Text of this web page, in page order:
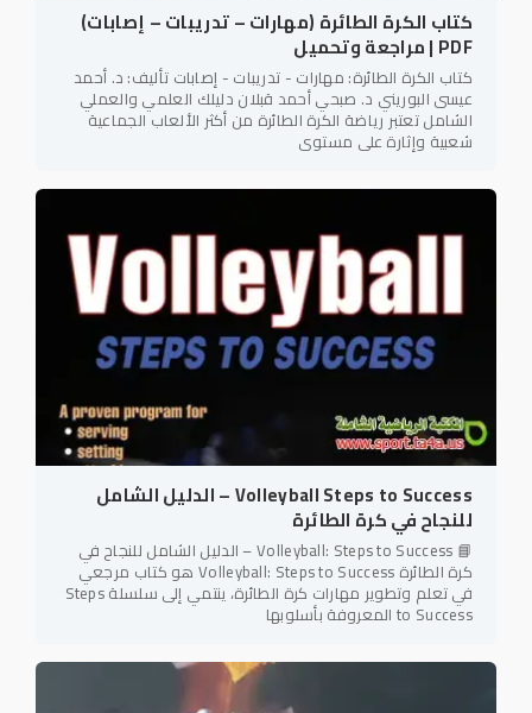
كتاب الكرة الطائرة (مهارات – تدريبات – إصابات)
PDF | مراجعة وتحميل
كتاب الكرة الطائرة: مهارات - تدريبات - إصابات تأليف: د. أحمد
عيسى البوريني د. صبحي أحمد قبلان دليلك العلمي والعملي
الشامل تعتبر رياضة الكرة الطائرة من أكثر الألعاب الجماعية
شعبية وإثارة على مستوى
Volleyball Steps to Success – الدليل الشامل
للنجاح في كرة الطائرة
📘 Volleyball: Steps to Success – الدليل الشامل للنجاح في
كرة الطائرة Volleyball: Steps to Success هو كتاب مرجعي
في تعلم وتطوير مهارات كرة الطائرة، ينتمي إلى سلسلة Steps
to Success المعروفة بأسلوبها